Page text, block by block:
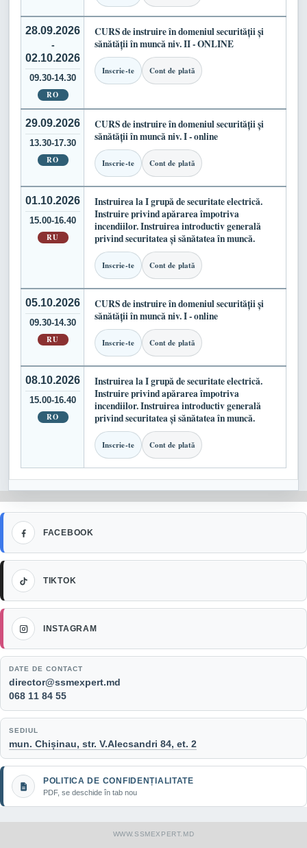
28.09.2026
-
02.10.2026
09.30-14.30
RO
CURS de instruire în domeniul securității și
sănătății în muncă niv. II - ONLINE
Inscrie-te Cont de plată
29.09.2026
13.30-17.30
RO
CURS de instruire în domeniul securității și
sănătății în muncă niv. I - online
Inscrie-te Cont de plată
01.10.2026
15.00-16.40
RU
Instruirea la I grupă de securitate electrică.
Instruire privind apărarea împotriva
incendiilor. Instruirea introductiv generală
privind securitatea și sănătatea în muncă.
Inscrie-te Cont de plată
05.10.2026
09.30-14.30
RU
CURS de instruire în domeniul securității și
sănătății în muncă niv. I - online
Inscrie-te Cont de plată
08.10.2026
15.00-16.40
RO
Instruirea la I grupă de securitate electrică.
Instruire privind apărarea împotriva
incendiilor. Instruirea introductiv generală
privind securitatea și sănătatea în muncă.
Inscrie-te Cont de plată
FACEBOOK
Facebook
DATE DE CONTACT
Email:
director@ssmexpert.md
Telefon:
068 11 84 55
TIKTOK
TikTok
SEDIUL
mun. Chișinau, str. V.Alecsandri 84, et. 2
INSTAGRAM
Instagram
POLITICA DE CONFIDENȚIALITATE
PDF, se deschide în tab nou
WWW.SSMEXPERT.MD